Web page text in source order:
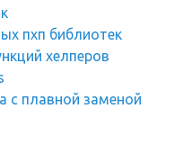
пхп библиотек
хелперов
с плавной заменой